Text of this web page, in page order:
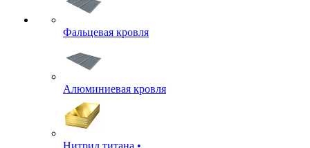
Фальцевая кровля
Алюминиевая кровля
Нитрид титана •